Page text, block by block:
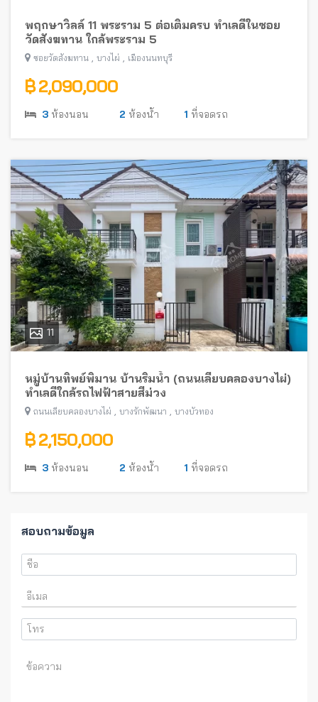
พฤกษาวิลล์ 11 พระราม 5 ต่อเติมครบ ทำเลดีในซอย
วัดสังฆทาน ใกล้พระราม 5
ซอยวัดสังฆทาน , บางไผ่ , เมืองนนทบุรี
฿ 2,090,000
3 ห้องนอน 2 ห้องน้ำ 1 ที่จอดรถ
11
หมู่บ้านทิพย์พิมาน บ้านริมน้ำ (ถนนเลียบคลองบางไผ่)
ทำเลดีใกล้รถไฟฟ้าสายสีม่วง
ถนนเลียบคลองบางไผ่ , บางรักพัฒนา , บางบัวทอง
฿ 2,150,000
3 ห้องนอน 2 ห้องน้ำ 1 ที่จอดรถ
สอบถามข้อมูล